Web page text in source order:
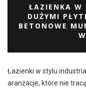
ŁAZIENKA W
DUŻYMI
BETONOWE
Łazienki w stylu
aranżacje, które nie